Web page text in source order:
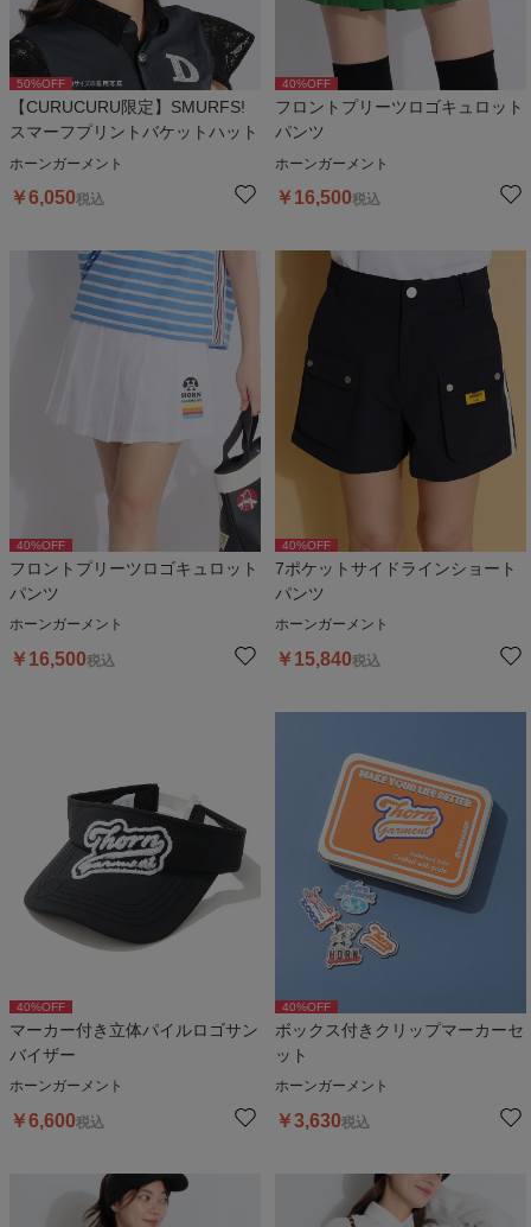
50%OFF
【CURUCURU限定】SMURFS!
スマーフプリントバケットハット
ホーンガーメント
￥6,050税込
40%OFF
フロントプリーツロゴキュロット
パンツ
ホーンガーメント
￥ 16,500税込
40%OFF
フロントプリーツロゴキュロット
パンツ
ホーンガーメント
￥ 16,500税込
40%OFF
7ポケットサイドラインショート
パンツ
ホーンガーメント
￥ 15,840税込
40%OFF
マーカー付き立体パイルロゴサン
バイザー
ホーンガーメント
￥6,600税込
40%OFF
ボックス付きクリップマーカーセ
ット
ホーンガーメント
￥3,630税込